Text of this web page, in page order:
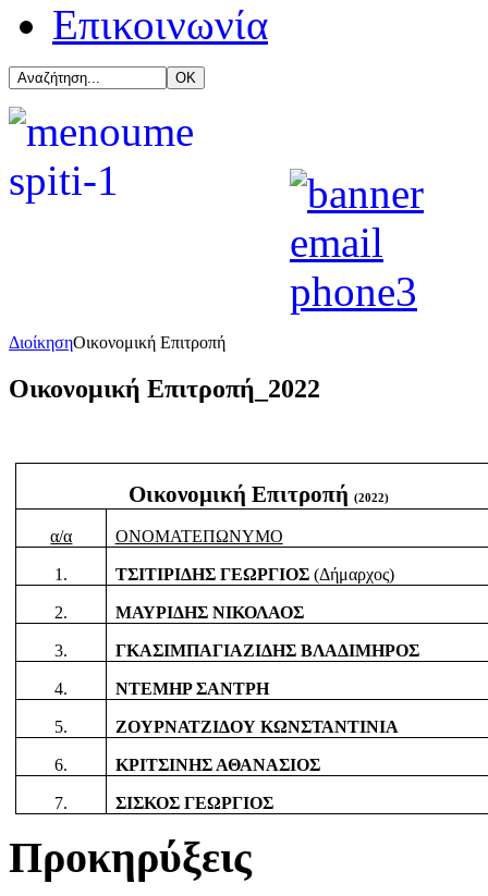
Επικοινωνία
ΔιοίκησηΟικονομική Επιτροπή
Οικονομική Επιτροπή_2022
Οικονομική Επιτροπή(2022)
α/α ΟΝΟΜΑΤΕΠΩΝΥΜΟ
1. ΤΣΙΤΙΡΙΔΗΣ ΓΕΩΡΓΙΟΣ (Δήμαρχος)
2. ΜΑΥΡΙΔΗΣ ΝΙΚΟΛΑΟΣ
3. ΓΚΑΣΙΜΠΑΓΙΑΖΙΔΗΣ ΒΛΑΔΙΜΗΡΟΣ
4. ΝΤΕΜΗΡ ΣΑΝΤΡΗ
5. ΖΟΥΡΝΑΤΖΙΔΟΥ ΚΩΝΣΤΑΝΤΙΝΙΑ
6. ΚΡΙΤΣΙΝΗΣ ΑΘΑΝΑΣΙΟΣ
7. ΣΙΣΚΟΣ ΓΕΩΡΓΙΟΣ
Προκηρύξεις